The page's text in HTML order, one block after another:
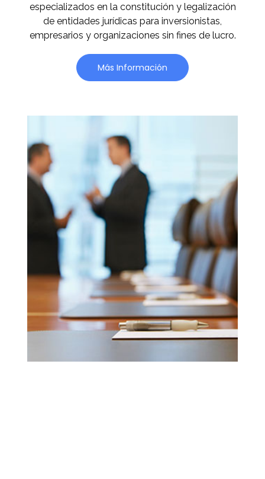
especializados en la constitución y legalización
de entidades jurídicas para inversionistas,
empresarios y organizaciones sin fines de lucro.
Más Información